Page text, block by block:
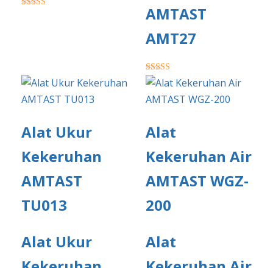
AMTAST
AMT27
★★★★★
Alat Ukur
Kekeruhan
AMTAST
TU013
Alat Ukur
Alat
Kekeruhan Air
AMTAST WGZ-
200
Alat